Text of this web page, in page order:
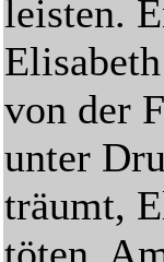
leisten.
von der
unter
träumt,